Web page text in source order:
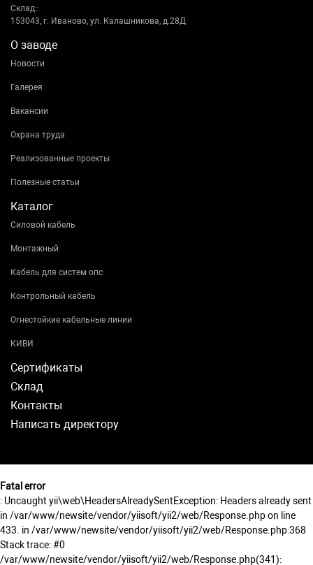
Склад::
153043, г. Иваново, ул. Калашникова, д.28Д
О заводе
Новости
Галерея
Вакансии
Охрана труда
Реализованные проекты
Полезные статьи
Каталог
Силовой кабель
Монтажный
Кабель для систем опс
Контрольный кабель
Огнестойкие кабельные линии
КИВИ
Сертификаты
Склад
Контакты
Написать директору
Fatal error
: Uncaught yii\web\HeadersAlreadySentException: Headers already sent
in /var/www/newsite/vendor/yiisoft/yii2/web/Response.php on line
433. in /var/www/newsite/vendor/yiisoft/yii2/web/Response.php:368
Stack trace: #0
/var/www/newsite/vendor/yiisoft/yii2/web/Response.php(341):